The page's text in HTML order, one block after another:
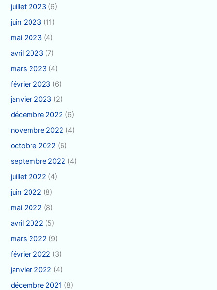
juillet 2023 (6)
juin 2023 (11)
mai 2023 (4)
avril 2023 (7)
mars 2023 (4)
février 2023 (6)
janvier 2023 (2)
décembre 2022 (6)
novembre 2022 (4)
octobre 2022 (6)
septembre 2022 (4)
juillet 2022 (4)
juin 2022 (8)
mai 2022 (8)
avril 2022 (5)
mars 2022 (9)
février 2022 (3)
janvier 2022 (4)
décembre 2021 (8)